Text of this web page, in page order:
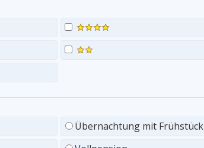
Übernachtung mit Frühstück